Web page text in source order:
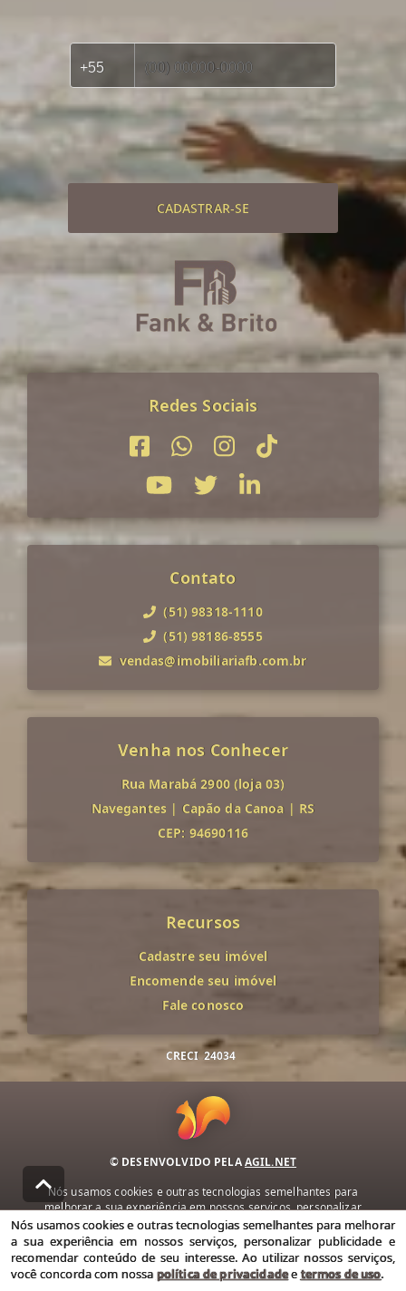
CADASTRAR-SE
Redes Sociais
Contato
(51) 98318-1110
(51) 98186-8555
vendas@imobiliariafb.com.br
Venha nos Conhecer
Rua Marabá 2900 (loja 03)
Navegantes | Capão da Canoa | RS
CEP: 94690116
Recursos
Cadastre seu imóvel
Encomende seu imóvel
Fale conosco
CRECI 24034
© DESENVOLVIDO PELAAGIL.NET
Nós usamos cookies e outras tecnologias semelhantes para
melhorar a sua experiência em nossos serviços, personalizar
publicidade e recomendar conteúdo de seu interesse. Ao utilizar
nossos serviços, você concorda com nossa política de privacidade e
termos de uso.
Política de Privacidade Termos de uso
Nós usamos cookies e outras tecnologias semelhantes para melhorar
a sua experiência em nossos serviços, personalizar publicidade e
recomendar conteúdo de seu interesse. Ao utilizar nossos serviços,
você concorda com nossa política de privacidadeetermos de uso.